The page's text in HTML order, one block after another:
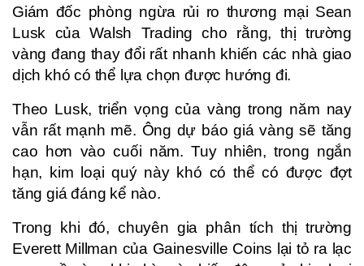
Giám đốc phòng ngừa rủi ro thương mại Sean
Lusk của Walsh Trading cho rằng, thị trường
vàng đang thay đổi rất nhanh khiến các nhà giao
dịch khó có thể lựa chọn được hướng đi.
Theo Lusk, triển vọng của vàng trong năm nay
vẫn rất mạnh mẽ. Ông dự báo giá vàng sẽ tăng
cao hơn vào cuối năm. Tuy nhiên, trong ngắn
hạn, kim loại quý này khó có thể có được đợt
tăng giá đáng kể nào.
Trong khi đó, chuyên gia phân tích thị trường
Everett Millman của Gainesville Coins lại tỏ ra lạc